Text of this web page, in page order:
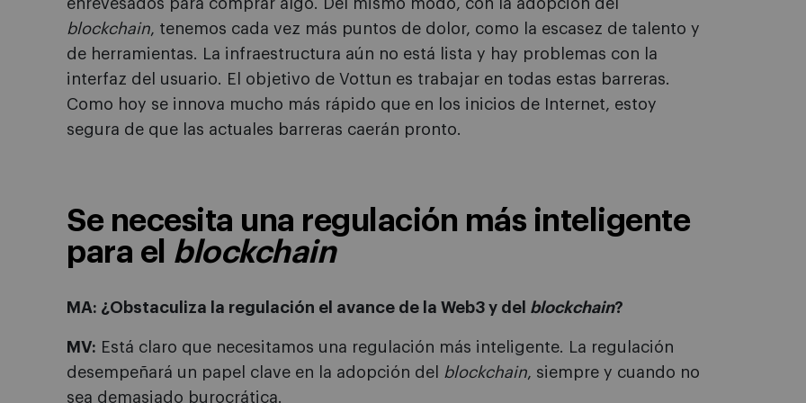
enrevesados para comprar algo. Del mismo modo, con la adopción del
blockchain, tenemos cada vez más puntos de dolor, como la escasez de talento y
de herramientas. La infraestructura aún no está lista y hay problemas con la
interfaz del usuario. El objetivo de Vottun es trabajar en todas estas barreras.
Como hoy se innova mucho más rápido que en los inicios de Internet, estoy
segura de que las actuales barreras caerán pronto.
Se necesita una regulación más inteligente
para el blockchain
MA: ¿Obstaculiza la regulación el avance de la Web3 y del blockchain?
MV: Está claro que necesitamos una regulación más inteligente. La regulación
desempeñará un papel clave en la adopción del
blockchain, siempre y cuando no
sea demasiado burocrática.